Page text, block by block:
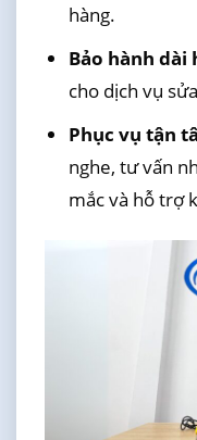
hàng.
Bảo hành dài
cho dịch vụ
Phục vụ tận
nghe, tư vấn
mắc và hỗ trợ